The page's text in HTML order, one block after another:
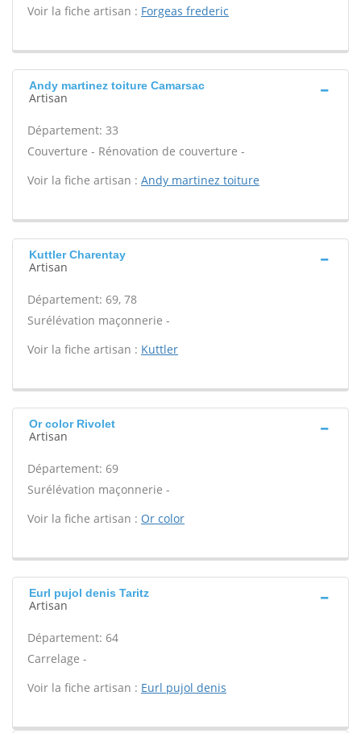
Voir la fiche artisan : Forgeas frederic
Andy martinez toiture Camarsac
Artisan
Département: 33
Couverture - Rénovation de couverture -
Voir la fiche artisan : Andy martinez toiture
Kuttler Charentay
Artisan
Département: 69, 78
Surélévation maçonnerie -
Voir la fiche artisan : Kuttler
Or color Rivolet
Artisan
Département: 69
Surélévation maçonnerie -
Voir la fiche artisan : Or color
Eurl pujol denis Taritz
Artisan
Département: 64
Carrelage -
Voir la fiche artisan : Eurl pujol denis